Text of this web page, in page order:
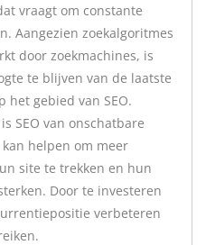
vraagt om constante
Aangezien zoekalgoritmes
door zoekmachines, is
te blijven van de laatste
het gebied van SEO.
SEO van onschatbare
helpen om meer
site te trekken en hun
Door te investeren
verbeteren